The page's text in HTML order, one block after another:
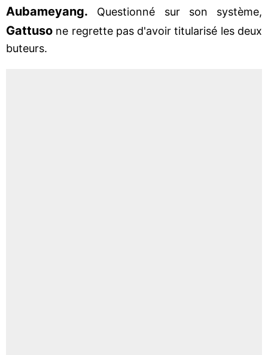
Aubameyang. Questionné sur son système,
Gattuso ne regrette pas d'avoir titularisé les deux
buteurs.